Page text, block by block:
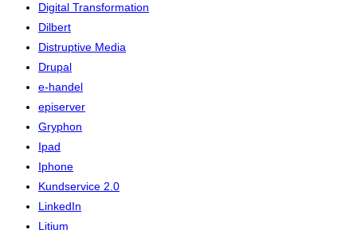
Digital Transformation
Dilbert
Distruptive Media
Drupal
e-handel
episerver
Gryphon
Ipad
Iphone
Kundservice 2.0
LinkedIn
Litium